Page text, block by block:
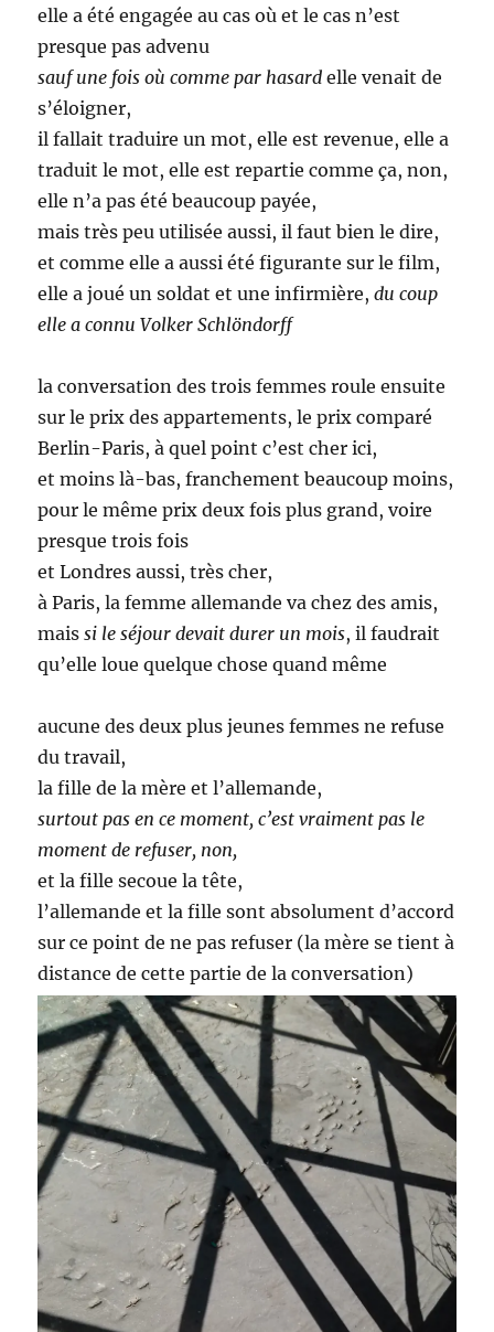
elle a été engagée au cas où et le cas n’est
presque pas advenu
sauf une fois où comme par hasard elle venait de
s’éloigner,
il fallait traduire un mot, elle est revenue, elle a
traduit le mot, elle est repartie comme ça, non,
elle n’a pas été beaucoup payée,
mais très peu utilisée aussi, il faut bien le dire,
et comme elle a aussi été figurante sur le film,
elle a joué un soldat et une infirmière,du coup
elle a connu Volker Schlöndorff
la conversation des trois femmes roule ensuite
sur le prix des appartements, le prix comparé
Berlin-Paris, à quel point c’est cher ici,
et moins là-bas, franchement beaucoup moins,
pour le même prix deux fois plus grand, voire
presque trois fois
et Londres aussi, très cher,
à Paris, la femme allemande va chez des amis,
maissi le séjour devait durer un mois, il faudrait
qu’elle loue quelque chose quand même
aucune des deux plus jeunes femmes ne refuse
du travail,
la fille de la mère et l’allemande,
surtout pas en ce moment, c’est vraiment pas le
moment de refuser, non,
et la fille secoue la tête,
l’allemande et la fille sont absolument d’accord
sur ce point de ne pas refuser (la mère se tient à
distance de cette partie de la conversation)